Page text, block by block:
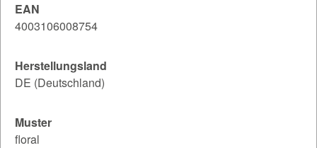
EAN
4003106008754
Herstellungsland
DE (Deutschland)
Muster
floral